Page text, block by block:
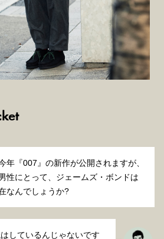
年『007』の新作が公開されますが、
性にとって、ジェームズ・ボンドは
なんでしょうか?
しているんじゃないです